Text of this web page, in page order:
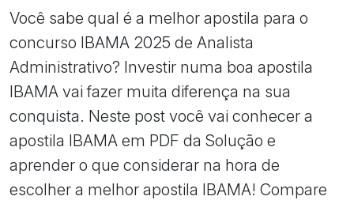
Você sabe qual é a melhor apostila para o
concurso IBAMA 2025 de Analista
Administrativo? Investir numa boa apostila
IBAMA vai fazer muita diferença na sua
conquista. Neste post você vai conhecer a
apostila IBAMA em PDF da Solução e
aprender o que considerar na hora de
escolher a melhor apostila IBAMA! Compare